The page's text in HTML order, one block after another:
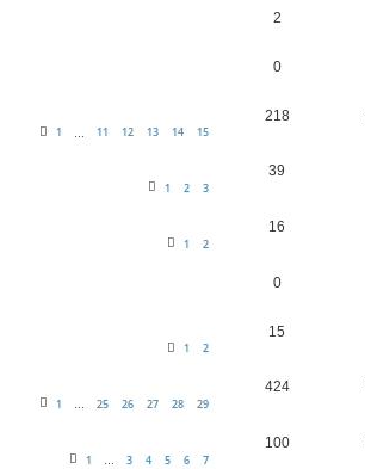
2
0
1 11 12 13 14 15
218
1 2 3
39
1 2
16
0
1 2
15
1 … 25 26 27 28 29
424
1 … 3 4 5 6 7
100